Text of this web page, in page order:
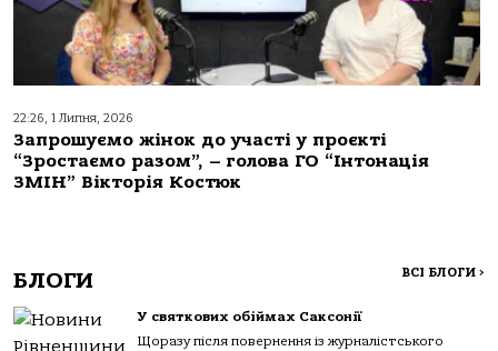
22:26, 1 Липня, 2026
Запрошуємо жінок до участі у проєкті
“Зростаємо разом”, – голова ГО “Інтонація
ЗМІН” Вікторія Костюк
БЛОГИ ВСІ БЛОГИ >
У святкових обіймах Саксонії
Щоразу після повернення із журналістського